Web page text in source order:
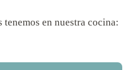
en nuestra cocina: